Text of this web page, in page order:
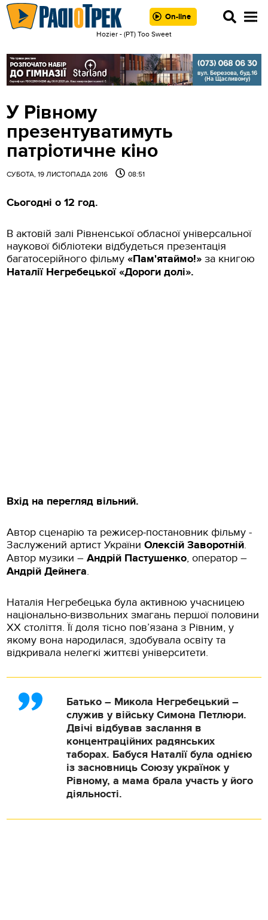
On-line
Hozier - (РТ) Too Sweet
У Рівному
презентуватимуть
патріотичне кіно
СУБОТА, 19 ЛИСТОПАДА 2016 08:51
Сьогодні о 12 год.
В актовій залі Рівненської обласної універсальної
наукової бібліотеки відбудеться презентація
багатосерійного фільму«Пам'ятаймо!» за книгою
Наталії Негребецької «Дороги долі».
Вхід на перегляд вільний.
Автор сценарію та режисер-постановник фільму -
Заслужений артист УкраїниОлексій Заворотній.
Автор музики –Андрій Пастушенко, оператор –
Андрій Дейнега.
Наталія Негребецька була активною учасницею
національно-визвольних змагань першої половини
ХХ століття. Її доля тісно пов’язана з Рівним, у
якому вона народилася, здобувала освіту та
відкривала нелегкі життєві університети.
Батько – Микола Негребецький –
служив у війську Симона Петлюри.
Двічі відбував заслання в
концентраційних радянських
таборах. Бабуся Наталії була однією
із засновниць Союзу українок у
Рівному, а мама брала участь у його
діяльності.